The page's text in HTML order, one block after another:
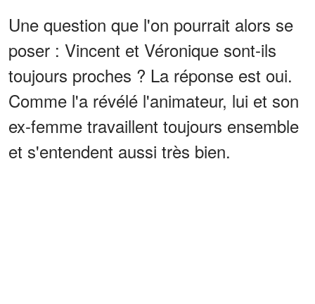
Une question que l'on pourrait alors se
poser : Vincent et Véronique sont-ils
toujours proches ? La réponse est oui.
Comme l'a révélé l'animateur, lui et son
ex-femme travaillent toujours ensemble
et s'entendent aussi très bien.